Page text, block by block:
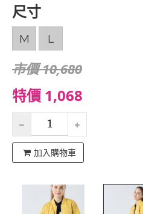
尺寸
M L
市價 10,680
特價 1,068
加入購物車